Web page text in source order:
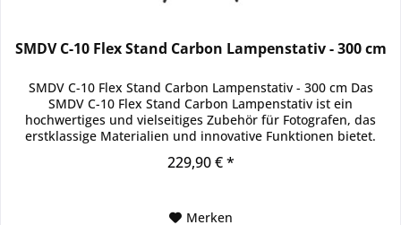
SMDV C-10 Flex Stand Carbon Lampenstativ - 300 cm
SMDV C-10 Flex Stand Carbon Lampenstativ - 300 cm Das
SMDV C-10 Flex Stand Carbon Lampenstativ ist ein
hochwertiges und vielseitiges Zubehör für Fotografen, das
erstklassige Materialien und innovative Funktionen bietet.
229,90 € *
Merken